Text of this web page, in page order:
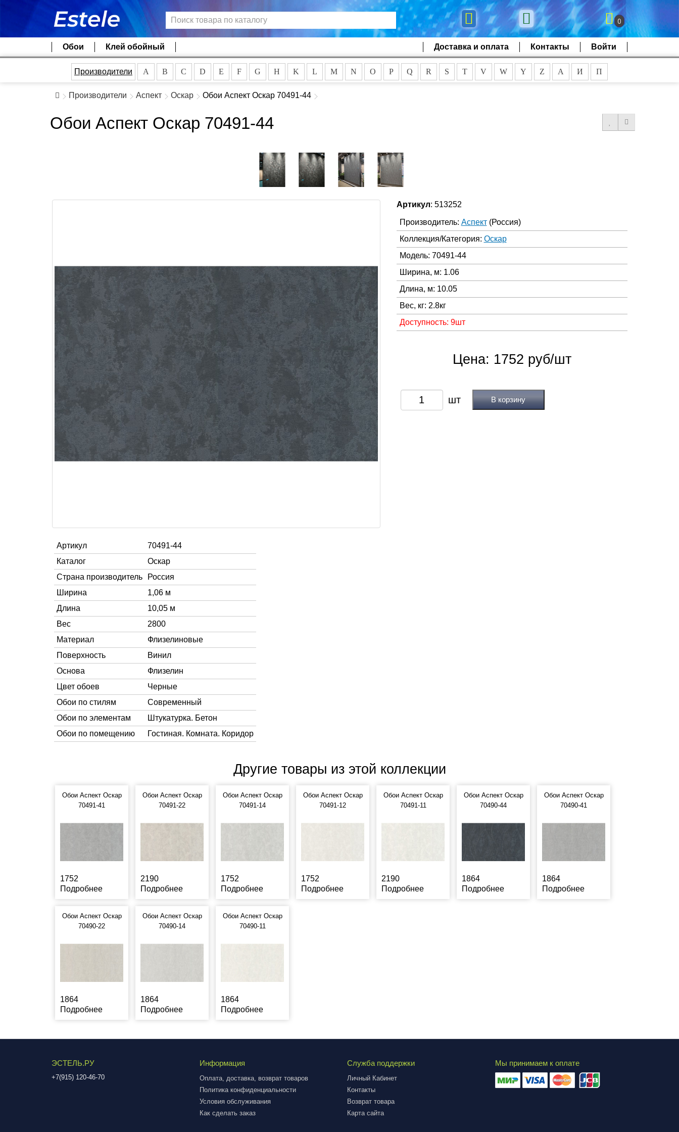
0
Обои Клей обойный Доставка и оплата Контакты Войти
Производители A B C D E F G H K L M N O P Q R S T V W Y Z А И П
Производители Аспект Оскар Обои Аспект Оскар 70491-44
Обои Аспект Оскар 70491-44
Артикул: 513252
Производитель: Аспект (Россия)
Коллекция/Категория: Оскар
Модель: 70491-44
Ширина, м: 1.06
Длина, м: 10.05
Вес, кг: 2.8кг
Доступность: 9шт
Цена: 1752 руб/шт
В корзину
Артикул
70491-44
Каталог
Оскар
Страна производитель
Россия
Ширина
1,06 м
Длина
10,05 м
Вес
2800
Материал
Флизелиновые
Поверхность
Винил
Основа
Флизелин
Цвет обоев
Черные
Обои по стилям
Современный
Обои по элементам
Штукатурка. Бетон
Обои по помещению
Гостиная. Комната. Коридор
Другие товары из этой коллекции
Обои Аспект Оскар
70491-41
1752
Подробнее
Обои Аспект Оскар
70491-22
2190
Подробнее
Обои Аспект Оскар
70491-14
1752
Подробнее
Обои Аспект Оскар
70491-12
1752
Подробнее
Обои Аспект Оскар
70491-11
2190
Подробнее
Обои Аспект Оскар
70490-44
1864
Подробнее
Обои Аспект Оскар
70490-41
1864
Подробнее
Обои Аспект Оскар
70490-22
1864
Подробнее
Обои Аспект Оскар
70490-14
1864
Подробнее
Обои Аспект Оскар
70490-11
1864
Подробнее
ЭСТЕЛЬ.РУ
+7(915) 120-46-70
Информация
Оплата, доставка, возврат товаров
Политика конфиденциальности
Условия обслуживания
Как сделать заказ
Служба поддержки
Личный Кабинет
Контакты
Возврат товара
Карта сайта
Мы принимаем к оплате